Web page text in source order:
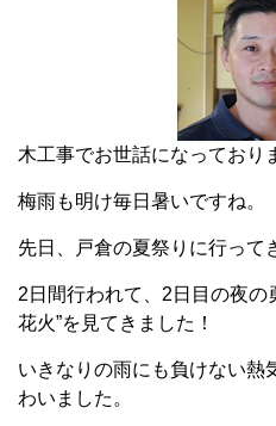
木工事でお世話になっており
梅雨も明け毎日暑いですね。
先日、戸倉の夏祭りに行って
2日間行われて、2日目の夜の
花火”を見てきました！
いきなりの雨にも負けない熱
わいました。